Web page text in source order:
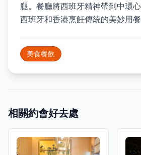
腿。餐廳將西班牙精神帶到中環
西班牙和香港烹飪傳統的美妙用餐
美食餐飲
相關約會好去處